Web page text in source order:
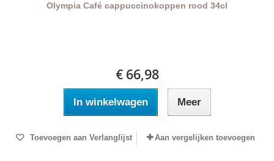
Olympia Café cappuccinokoppen rood 34cl
€ 66,98
In winkelwagen Meer
Toevoegen aan Verlanglijst Aan vergelijken toevoegen